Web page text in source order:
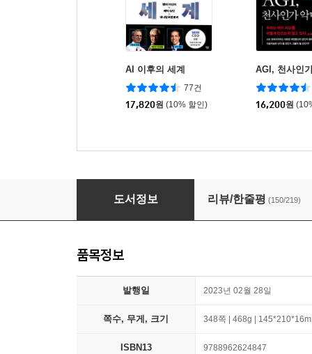
AI 이후의 세계
77건
17,820원 (10% 할인)
AGI, 천사인
16,200원
챗GPT에게 묻는 인류의 미래
도서정보 리뷰/한줄평 (150/219)
품목정보
발행일 2023년 02월 28일
쪽수, 무게, 크기 348쪽 | 468g |
ISBN13 9788962624847